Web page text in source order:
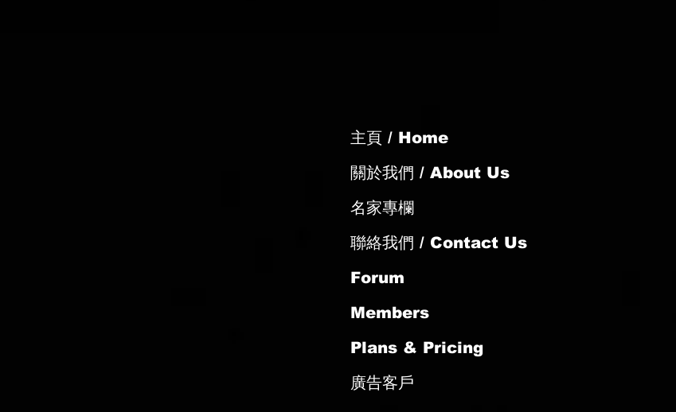
主頁 / Home
關於我們 / About Us
名家專欄
聯絡我們 / Contact Us
Forum
Members
Plans & Pricing
廣告客戶